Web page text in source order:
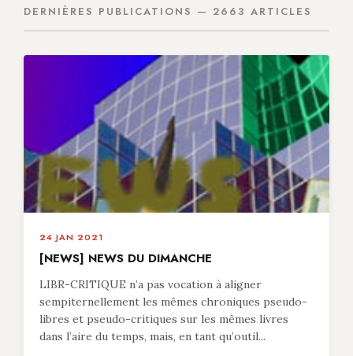
DERNIÈRES PUBLICATIONS — 2663 ARTICLES
24 JAN 2021
[NEWS] NEWS DU DIMANCHE
LIBR-CRITIQUE n’a pas vocation à aligner
sempiternellement les mêmes chroniques pseudo-
libres et pseudo-critiques sur les mêmes livres
dans l’aire du temps, mais, en tant qu’outil...